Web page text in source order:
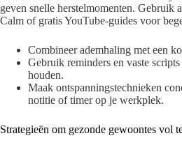
geven snelle herstelmomenten. Gebruik
Calm of gratis YouTube-guides voor
Combineer ademhaling met een
Gebruik reminders en vaste
houden.
Maak ontspanningstechnieken
notitie of timer op je werkplek.
Strategieën om gezonde gewoontes vol